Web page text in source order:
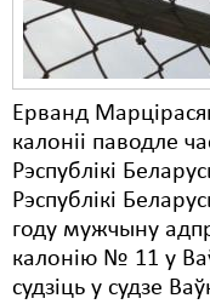
Ерванд
калоніі паводле
Рэспублікі
Рэспублікі
году мужчыну
калонію № 11 у
судзіць у судзе
ЛПП
Мігранты
Мірныя сходы
Палітвязьні
Праваабаронцы
Правы дзіцяці